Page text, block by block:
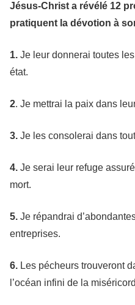
Jésus-Christ a révélé 12
pratiquent la dévotion à
1. Je leur donnerai toutes
état.
2. Je mettrai la paix dans
3. Je les consolerai dans
4. Je serai leur refuge
mort.
5. Je répandrai
entreprises.
6. Les pécheurs trouveront
l’océan infini de la